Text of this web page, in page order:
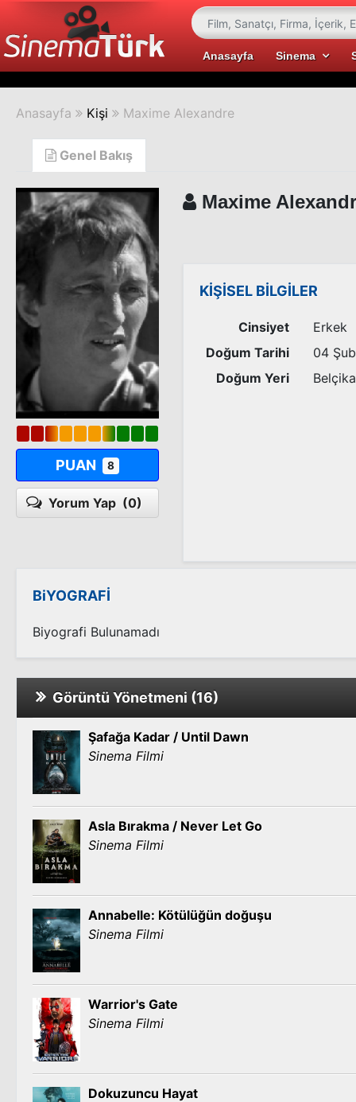
Anasayfa Sinema
Anasayfa Kişi Maxime Alexandre
Genel Bakış
PUAN 8
Yorum Yap (0)
Maxime
KİŞİSEL BİLGİLER
Cinsiyet
Erkek
Doğum Tarihi
04
Doğum Yeri
Belçika
BiYOGRAFİ
Biyografi Bulunamadı
Görüntü Yönetmeni (16)
Şafağa Kadar / Until Dawn
Sinema Filmi
Asla Bırakma / Never Let Go
Sinema Filmi
Annabelle: Kötülüğün doğuşu
Sinema Filmi
Warrior's Gate
Sinema Filmi
Dokuzuncu Hayat